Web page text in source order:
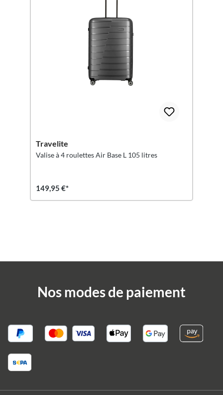
Travelite
Valise à 4 roulettes Air Base L 105 litres
149,95 €*
Nos modes de paiement